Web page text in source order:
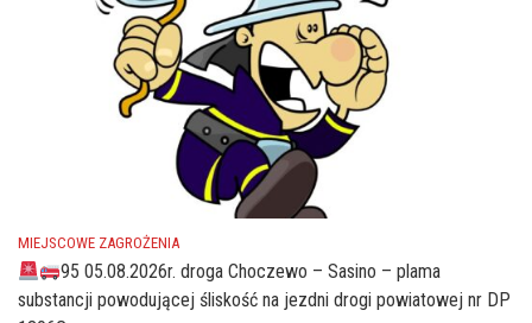
MIEJSCOWE ZAGROŻENIA
95 05.08.2026r. droga Choczewo – Sasino – plama
substancji powodującej śliskość na jezdni drogi powiatowej nr DP